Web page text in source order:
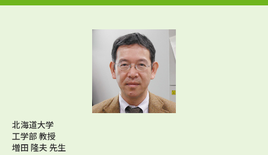
個人情報取扱規定
テレメール進学カタログ
訂正のご案内
北海道大学
工学部 教授
増田 隆夫 先生